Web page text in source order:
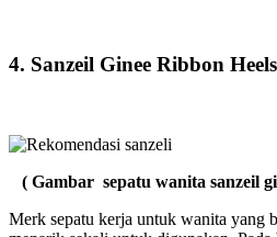
4. Sanzeil Ginee Ribbon Heels
( Gambar sepatu wanita sanzeil
Merk sepatu kerja untuk wanita yang